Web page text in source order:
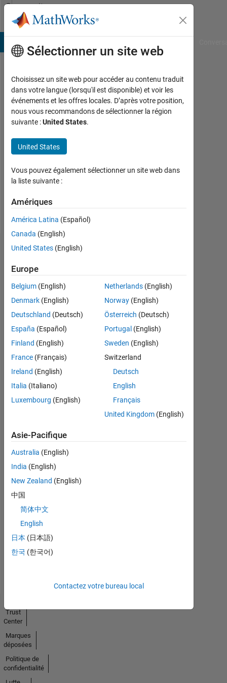
Passer au contenu
Community
Profile
Ritchie
Heirmans
0
0
Follow
Recommandations
Please
login
endorse
this
person
a
skill
No
Endorsements
received
Sélectionner un site web
Choisissez un site web pour accéder au contenu traduit
dans votre langue (lorsqu'il est disponible) et voir les
événements et les offres locales. D’après votre position,
nous vous recommandons de sélectionner la région
suivante :United States.
United States
Vous pouvez également sélectionner un site web dans
la liste suivante :
Amériques
América Latina (Español)
Canada (English)
United States (English)
Europe
Belgium (English)
Denmark (English)
Deutschland (Deutsch)
España (Español)
Finland (English)
France (Français)
Ireland (English)
Italia (Italiano)
Luxembourg (English)
Netherlands(English)
Norway(English)
Österreich (Deutsch)
Portugal (English)
Sweden (English)
Switzerland
Deutsch
English
Français
United Kingdom(English)
Asie-Pacifique
Australia (English)
India (English)
New Zealand (English)
中国
简体中文
English
日本 (日本語)
한국 (한국어)
Contactez votre bureau local
Trust
Center
Marques
déposées
Politique de
confidentialité